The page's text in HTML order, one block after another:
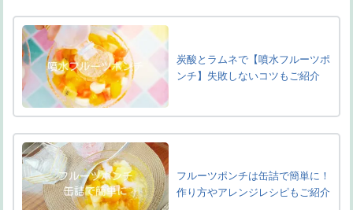
炭酸とラムネで【噴水フルーツポ
ンチ】失敗しないコツもご紹介
フルーツポンチは缶詰で簡単に！
作り方やアレンジレシピもご紹介